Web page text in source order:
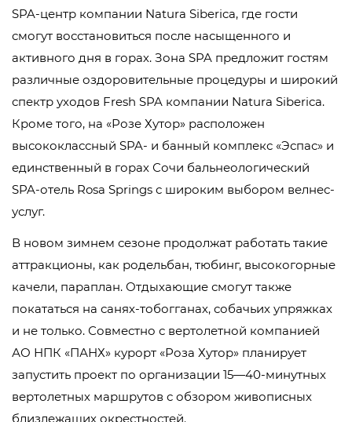
SPA-центр компании Natura Siberica, где гости
смогут восстановиться после насыщенного и
активного дня в горах. Зона SPA предложит гостям
различные оздоровительные процедуры и широкий
спектр уходов Fresh SPA компании Natura Siberica.
Кроме того, на «Розе Хутор» расположен
высококлассный SPA- и банный комплекс «Эспас» и
единственный в горах Сочи бальнеологический
SPA-отель Rosa Springs с широким выбором велнес-
услуг.
В новом зимнем сезоне продолжат работать такие
аттракционы, как родельбан, тюбинг, высокогорные
качели, параплан. Отдыхающие смогут также
покататься на санях-тобогганах, собачьих упряжках
и не только. Совместно с вертолетной компанией
АО НПК «ПАНХ» курорт «Роза Хутор» планирует
запустить проект по организации 15—40-минутных
вертолетных маршрутов с обзором живописных
близлежащих окрестностей.